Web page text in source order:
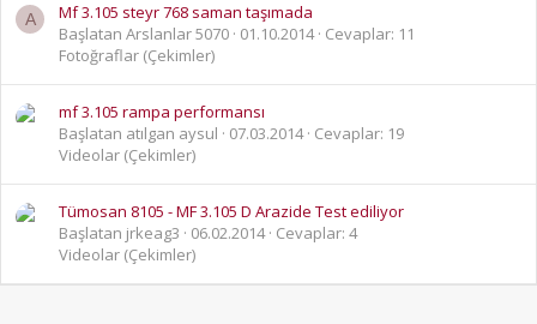
A
Mf 3.105 steyr 768 saman taşımada
Başlatan Arslanlar 5070 01.10.2014 Cevaplar: 11
Fotoğraflar (Çekimler)
mf 3.105 rampa performansı
Başlatan atılgan aysul
07.03.2014 Cevaplar: 19
Videolar (Çekimler)
Tümosan 8105 - MF 3.105 D Arazide Test ediliyor
Başlatan jrkeag3
06.02.2014 Cevaplar: 4
Videolar (Çekimler)